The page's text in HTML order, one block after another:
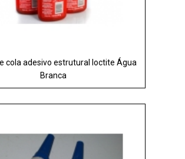
cola adesivo estrutural loctite Água
Branca